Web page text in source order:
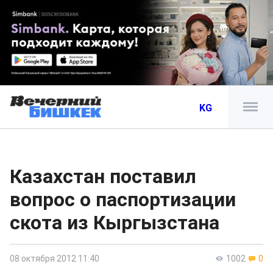
KG
Казахстан поставил
вопрос о паспортизации
скота из Кыргызстана
1002 0
08 октября 2012 11:40